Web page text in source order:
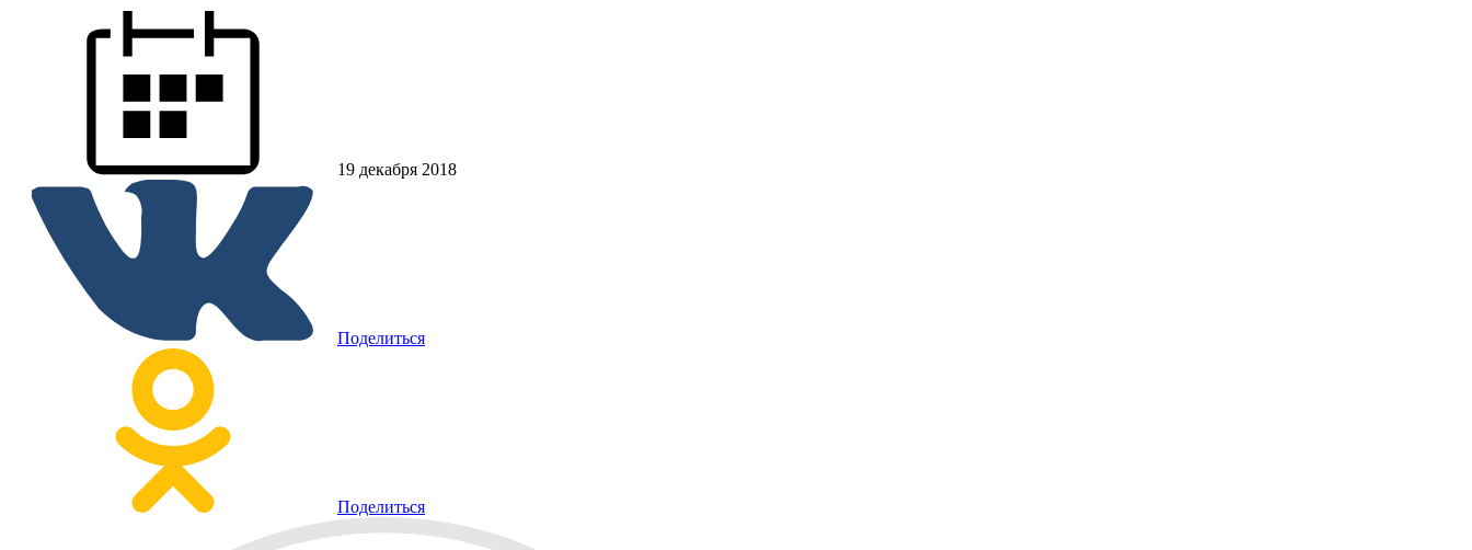
19 декабря 2018
Поделиться
Поделиться